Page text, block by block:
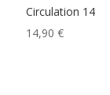
Circulation 14
14,90 €